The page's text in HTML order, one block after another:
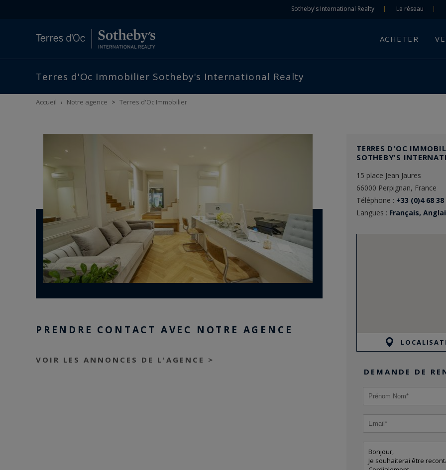
Sotheby's International Realty Le réseau
ACHETER
Terres d'Oc Immobilier Sotheby's International Realty
Accueil › Notre agence > Terres d'Oc Immobilier
PRENDRE CONTACT AVEC NOTRE AGENCE
VOIR LES ANNONCES DE L'AGENCE >
TERRES D'OC
SOTHEBY'S
15 place Jean Jaures
66000 Perpignan, France
Téléphone : +33 (0)4 68 38
Langues : Français,
DEMANDE DE